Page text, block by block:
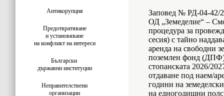
Антикорупция
Предотвратяване
и установяване
на конфликт на интереси
Български
държавни институции
Неправителствени
организации
Заповед № РД-04-42/
ОД „Земеделие“ –
процедура за
сесия) с тайно
аренда на свободни
поземлен фонд (ДПФ)
стопанската 2026/
отдаване под наем/
години на
на едногодишни